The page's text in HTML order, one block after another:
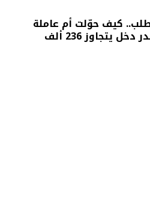
كيف حوّلت أم عاملة
متجرًا إلكترونيًا إلى مصدر دخل يتجاوز 236 ألف